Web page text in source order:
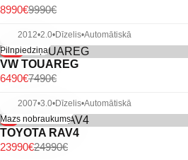
9990€
8990€
2012•2.0•Dīzelis•Automātiskā
-13%
Pilnpiedziņa
VW TOUAREG
7490€
6490€
2007•3.0•Dīzelis•Automātiskā
-4%
Mazs nobraukums
TOYOTA RAV4
24990€
23990€